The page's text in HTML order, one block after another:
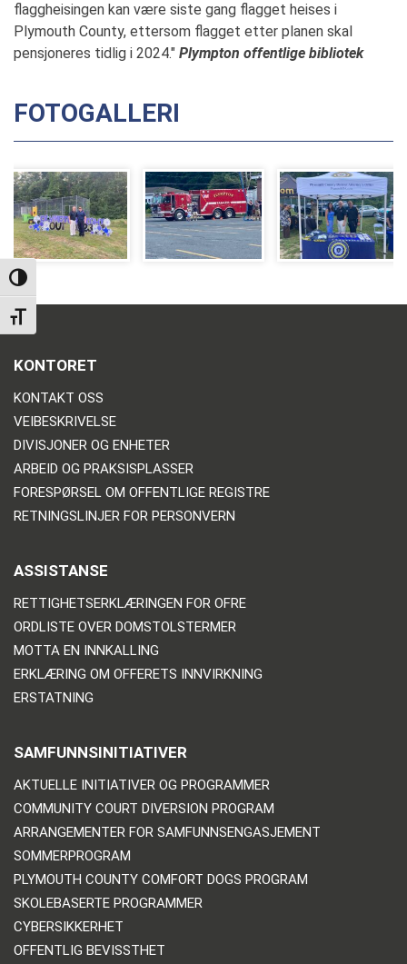
TOGGLE HIGH CONTRAST
TOGGLE FONT SIZE
flaggheisingen kan være siste gang flagget heises i
Plymouth County, ettersom flagget etter planen skal
pensjoneres tidlig i 2024." Plympton offentlige bibliotek
FOTOGALLERI
KONTORET
KONTAKT OSS
VEIBESKRIVELSE
DIVISJONER OG ENHETER
ARBEID OG PRAKSISPLASSER
FORESPØRSEL OM OFFENTLIGE REGISTRE
RETNINGSLINJER FOR PERSONVERN
ASSISTANSE
RETTIGHETSERKLÆRINGEN FOR OFRE
ORDLISTE OVER DOMSTOLSTERMER
MOTTA EN INNKALLING
ERKLÆRING OM OFFERETS INNVIRKNING
ERSTATNING
SAMFUNNSINITIATIVER
AKTUELLE INITIATIVER OG PROGRAMMER
COMMUNITY COURT DIVERSION PROGRAM
ARRANGEMENTER FOR SAMFUNNSENGASJEMENT
SOMMERPROGRAM
PLYMOUTH COUNTY COMFORT DOGS PROGRAM
SKOLEBASERTE PROGRAMMER
CYBERSIKKERHET
OFFENTLIG BEVISSTHET